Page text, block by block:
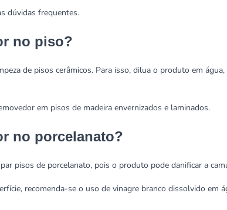
dúvidas frequentes.
no piso?
de pisos cerâmicos. Para isso, dilua o produto em
em pisos de madeira envernizados e laminados.
no porcelanato?
pisos de porcelanato, pois o produto pode danificar a
recomenda-se o uso de vinagre branco dissolvido em